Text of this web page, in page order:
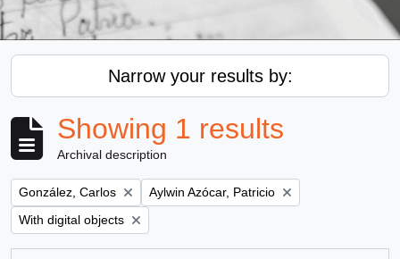
Narrow your results by:
Showing 1 results
Archival description
Remove filter:
González, Carlos Remove filter:
Aylwin Azócar, Patricio
Remove filter:
With digital objects